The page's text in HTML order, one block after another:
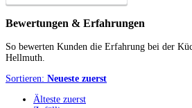
Bewertungen & Erfahrungen
So bewerten Kunden die Erfahrung bei der
Hellmuth.
Sortieren: Neueste zuerst
Älteste zuerst